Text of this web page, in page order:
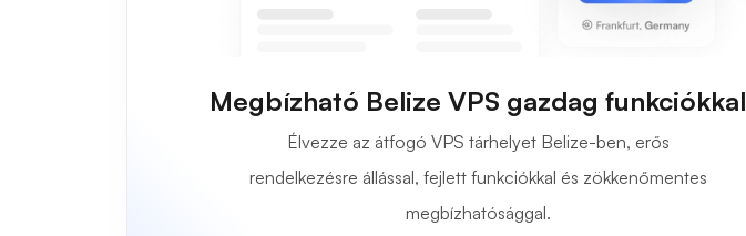
Megbízható Belize VPS gazdag funkciókkal
Élvezze az átfogó VPS tárhelyet Belize-ben, erős
rendelkezésre állással, fejlett funkciókkal és zökkenőmentes
megbízhatósággal.